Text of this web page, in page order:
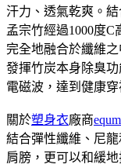
汗力、透氣乾爽。
孟宗竹經過1000度
完全地融合於纖維
發揮竹炭本身除臭
電磁波，達到健康穿
關於塑身衣廠商
結合彈性纖維、尼
肩膀，更可以和緩